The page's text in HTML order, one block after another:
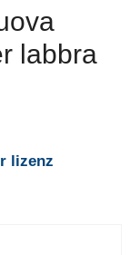
labbra
lizenz